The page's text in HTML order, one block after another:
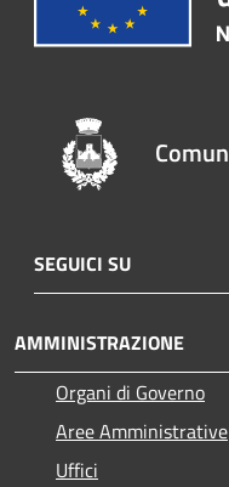
SEGUICI SU
AMMINISTRAZIONE
Organi di Governo
Aree Amministrative
Uffici